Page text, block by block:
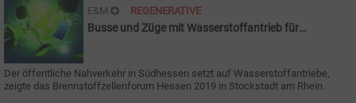
E&M REGENERATIVE
Busse und Züge mit Wasserstoffantrieb für
Der öffentliche Nahverkehr in Südhessen setzt auf Wasserstoffantriebe,
zeigte das Brennstoffzellenforum Hessen 2019 in Stockstadt am Rhein.